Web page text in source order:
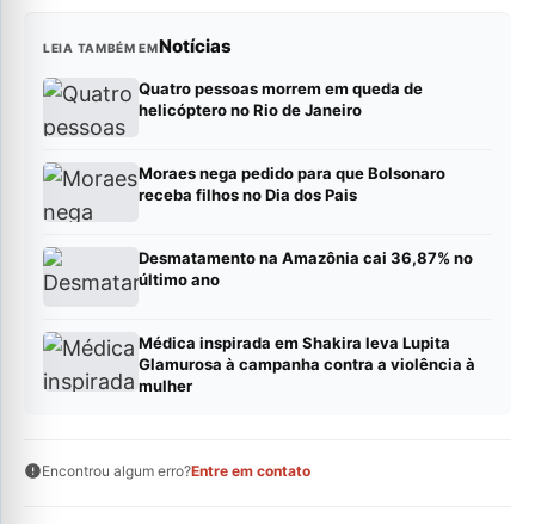
LEIA TAMBÉM EMNotícias
Quatro pessoas morrem em queda de
helicóptero no Rio de Janeiro
Moraes nega pedido para que Bolsonaro
receba filhos no Dia dos Pais
Desmatamento na Amazônia cai 36,87% no
último ano
Médica inspirada em Shakira leva Lupita
Glamurosa à campanha contra a violência à
mulher
Encontrou algum erro?Entre em contato